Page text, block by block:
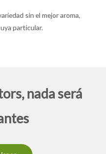
sin el mejor aroma,
particular.
nada será